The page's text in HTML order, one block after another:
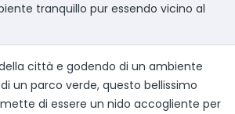
tranquillo pur essendo vicino al
città e godendo di un ambiente
un parco verde, questo bellissimo
di essere un nido accogliente per